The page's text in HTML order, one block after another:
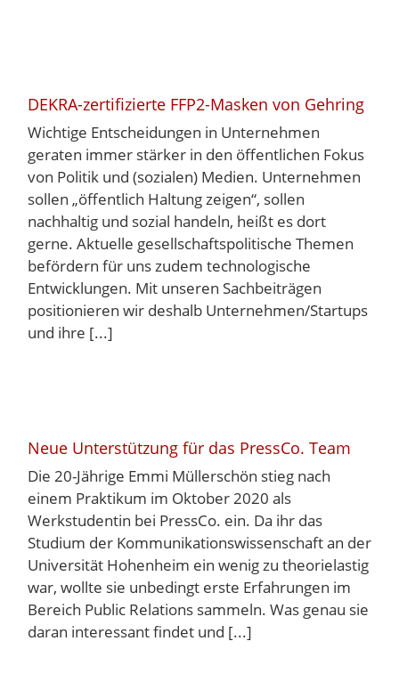
DEKRA-zertifizierte FFP2-Masken von Gehring
Wichtige Entscheidungen in Unternehmen
geraten immer stärker in den öffentlichen Fokus
von Politik und (sozialen) Medien. Unternehmen
sollen „öffentlich Haltung zeigen“, sollen
nachhaltig und sozial handeln, heißt es dort
gerne. Aktuelle gesellschaftspolitische Themen
befördern für uns zudem technologische
Entwicklungen. Mit unseren Sachbeiträgen
positionieren wir deshalb Unternehmen/Startups
und ihre [...]
Neue Unterstützung für das PressCo. Team
Die 20-Jährige Emmi Müllerschön stieg nach
einem Praktikum im Oktober 2020 als
Werkstudentin bei PressCo. ein. Da ihr das
Studium der Kommunikationswissenschaft an der
Universität Hohenheim ein wenig zu theorielastig
war, wollte sie unbedingt erste Erfahrungen im
Bereich Public Relations sammeln. Was genau sie
daran interessant findet und [...]